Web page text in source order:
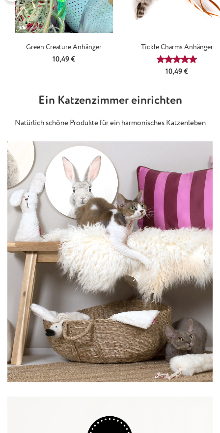
Green Creature Anhänger
Regulärer Preis:
10,49 €
Tickle Charms Anhänger
Regulärer Preis:
10,49 €
Ein Katzenzimmer einrichten
Natürlich schöne Produkte für ein harmonisches Katzenleben